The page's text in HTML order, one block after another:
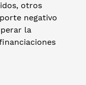
otros
negativo
la